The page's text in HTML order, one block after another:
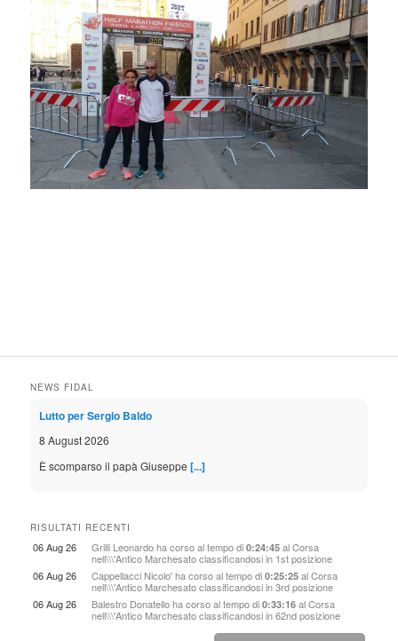
NEWS FIDAL
Lutto per Sergio Baldo
8 August 2026
È scomparso il papà Giuseppe[...]
8 August 2026
Primo successo in 21 edizioni: era l'unico evento in cui il tacco-e-
punta italiano non aveva mai trionfato. Capolavoro della giovane
abruzzese ne[...]
Birmingham: le bio dei 130 azzurri agli Europei
RISULTATI RECENTI
06 Aug 26 Grilli Leonardoha corso al tempo di0:24:45 alCorsa
nell\\\'Antico Marchesatoclassificandosi in 1st posizione
06 Aug 26
Cappellacci Nicolo'ha corso al tempo di0:25:25 alCorsa
nell\\\'Antico Marchesatoclassificandosi in 3rd posizione
06 Aug 26
Balestro Donatelloha corso al tempo di0:33:16 alCorsa
nell\\\'Antico Marchesatoclassificandosi in 62nd posizione